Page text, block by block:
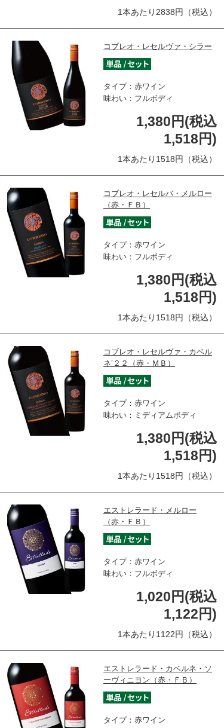
1本あたり2838円（税込）
コブレオ・レセルヴァ・シラー
タイプ：赤ワイン
味わい：フルボディ
1,380円(税込
1,518円)
1本あたり1518円（税込）
コブレオ・レセルバ・メルロー
（赤・ＦＢ）
タイプ：赤ワイン
味わい：フルボディ
1,380円(税込
1,518円)
1本あたり1518円（税込）
コブレオ・レセルヴァ・カベル
ネ’２２（赤・ＭＢ）
タイプ：赤ワイン
味わい：ミディアムボディ
1,380円(税込
1,518円)
1本あたり1518円（税込）
エストレラード・メルロー
（赤・ＦＢ）
タイプ：赤ワイン
味わい：フルボディ
1,020円(税込
1,122円)
1本あたり1122円（税込）
エストレラード・カベルネ・ソ
ーヴィニヨン（赤・ＦＢ）
タイプ：赤ワイン